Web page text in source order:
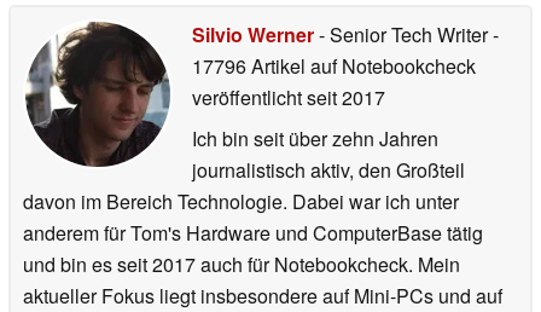
Silvio Werner- Senior Tech Writer-
17796 Artikel auf Notebookcheck
veröffentlichtseit 2017
Ich bin seit über zehn Jahren
journalistisch aktiv, den Großteil
davon im Bereich Technologie. Dabei war ich unter
anderem für Tom's Hardware und ComputerBase tätig
und bin es seit 2017 auch für Notebookcheck. Mein
aktueller Fokus liegt insbesondere auf Mini-PCs und auf